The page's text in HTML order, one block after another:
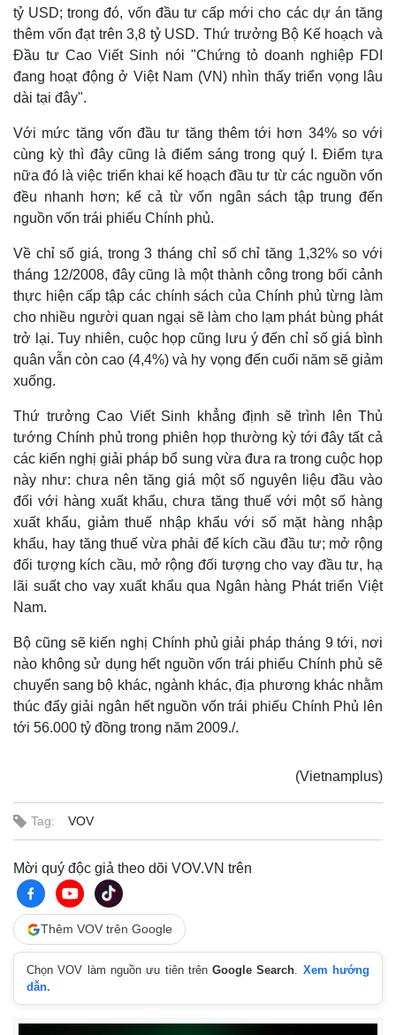
Kinh tế
Bất động sản
Khởi nghiệp
Tiêu dùng
Tỷ giá
tỷ USD; trong đó, vốn đầu tư cấp mới cho các dự án tăng
thêm vốn đạt trên 3,8 tỷ USD. Thứ trưởng Bộ Kế hoạch và
Đầu tư Cao Viết Sinh nói "Chứng tỏ doanh nghiệp FDI
đang hoạt động ở Việt Nam (VN) nhìn thấy triển vọng lâu
dài tại đây".
Với mức tăng vốn đầu tư tăng thêm tới hơn 34% so với
cùng kỳ thì đây cũng là điểm sáng trong quý I. Điểm tựa
nữa đó là việc triển khai kế hoạch đầu tư từ các nguồn vốn
đều nhanh hơn; kể cả từ vốn ngân sách tập trung đến
nguồn vốn trái phiếu Chính phủ.
Về chỉ số giá, trong 3 tháng chỉ số chỉ tăng 1,32% so với
tháng 12/2008, đây cũng là một thành công trong bối cảnh
thực hiện cấp tập các chính sách của Chính phủ từng làm
cho nhiều người quan ngại sẽ làm cho lạm phát bùng phát
trở lại. Tuy nhiên, cuộc họp cũng lưu ý đến chỉ số giá bình
quân vẫn còn cao (4,4%) và hy vọng đến cuối năm sẽ giảm
xuống.
Thứ trưởng Cao Viết Sinh khẳng định sẽ trình lên Thủ
tướng Chính phủ trong phiên họp thường kỳ tới đây tất cả
các kiến nghị giải pháp bổ sung vừa đưa ra trong cuộc họp
này như: chưa nên tăng giá một số nguyên liệu đầu vào
đối với hàng xuất khẩu, chưa tăng thuế với một số hàng
xuất khẩu, giảm thuế nhập khẩu với số mặt hàng nhập
khẩu, hay tăng thuế vừa phải để kích cầu đầu tư; mở rộng
đối tượng kích cầu, mở rộng đối tượng cho vay đầu tư, hạ
lãi suất cho vay xuất khẩu qua Ngân hàng Phát triển Việt
Nam.
Bộ cũng sẽ kiến nghị Chính phủ giải pháp tháng 9 tới, nơi
nào không sử dụng hết nguồn vốn trái phiếu Chính phủ sẽ
chuyển sang bộ khác, ngành khác, địa phương khác nhằm
thúc đẩy giải ngân hết nguồn vốn trái phiếu Chính Phủ lên
tới 56.000 tỷ đồng trong năm 2009./.
(Vietnamplus)
Tag: VOV
Mời quý độc giả theo dõi VOV.VN trên
Thêm VOV trên Google
Chọn VOV làm nguồn ưu tiên trênGoogle Search. Xem hướng
dẫn.